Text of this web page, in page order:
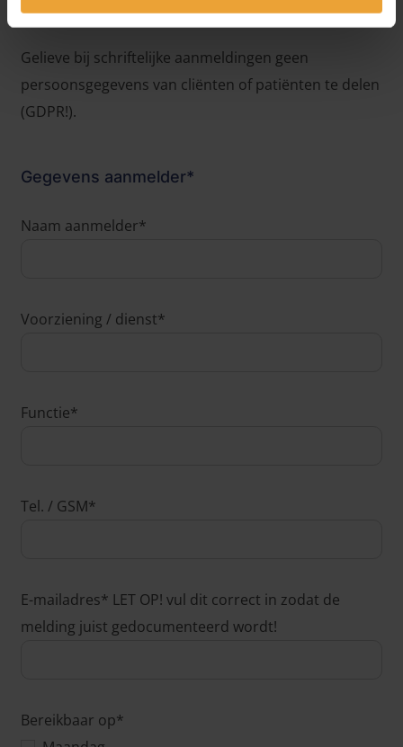
Gegevens aanmelder*
Naam aanmelder*
Voorziening / dienst*
Functie*
Tel. / GSM*
E-mailadres* LET OP! vul dit correct in zodat de
melding juist gedocumenteerd wordt!
Bereikbaar op*
Gelieve bij schriftelijke aanmeldingen geen
persoonsgegevens van cliënten of patiënten te delen
(GDPR!).